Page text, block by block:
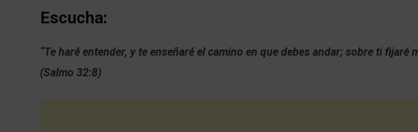
Escucha:
“Te haré entender, y te enseñaré el camino en que debes andar; sobre ti fijaré
(Salmo 32:8)